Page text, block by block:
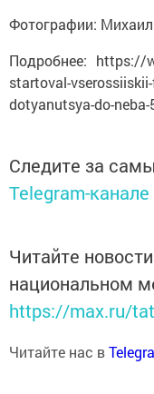
Фотографии:
Подробнее: https://
startoval-
dotyanutsya-do-neba-
Следите за
Telegram-канале
Читайте
национальном
https://max.ru/
Читайте нас в